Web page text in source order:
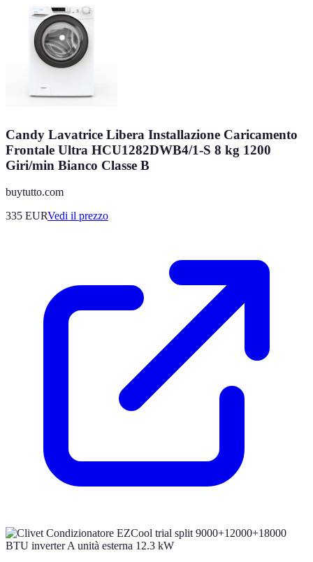
Candy Lavatrice Libera Installazione Caricamento
Frontale Ultra HCU1282DWB4/1-S 8 kg 1200
Giri/min Bianco Classe B
buytutto.com
335 EURVedi il prezzo